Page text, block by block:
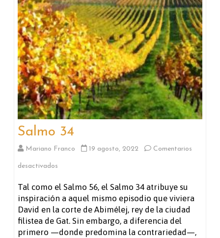
Salmo 34
Mariano Franco 19 agosto, 2022 Comentarios
desactivados
Salmo
34
Tal como el Salmo 56, el Salmo 34 atribuye su
inspiración a aquel mismo episodio que viviera
David en la corte de Abimélej, rey de la ciudad
filistea de Gat. Sin embargo, a diferencia del
primero —donde predomina la contrariedad—,